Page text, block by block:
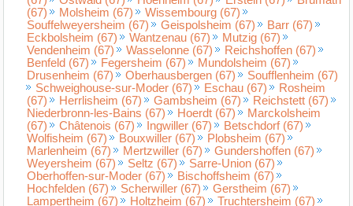
(67)
Molsheim (67)
Wissembourg (67)
Souffelweyersheim (67)
Geispolsheim (67)
Barr (67)
Eckbolsheim (67)
Wantzenau (67)
Mutzig (67)
Vendenheim (67)
Wasselonne (67)
Reichshoffen (67)
Benfeld (67)
Fegersheim (67)
Mundolsheim (67)
Drusenheim (67)
Oberhausbergen (67)
Soufflenheim (67)
Schweighouse-sur-Moder (67)
Eschau (67)
Rosheim
(67)
Herrlisheim (67) Gambsheim (67)
Reichstett (67)
Niederbronn-les-Bains (67)
Hoerdt (67)
Marckolsheim
(67)
Châtenois (67) Ingwiller (67)
Betschdorf (67)
Wolfisheim (67)
Bouxwiller (67)
Plobsheim (67)
Marlenheim (67)
Mertzwiller (67)
Gundershoffen (67)
Weyersheim (67)
Seltz (67)
Sarre-Union (67)
Oberhoffen-sur-Moder (67)
Bischoffsheim (67)
Hochfelden (67)
Scherwiller (67)
Gerstheim (67)
Lampertheim (67)
Holtzheim (67)
Truchtersheim (67)